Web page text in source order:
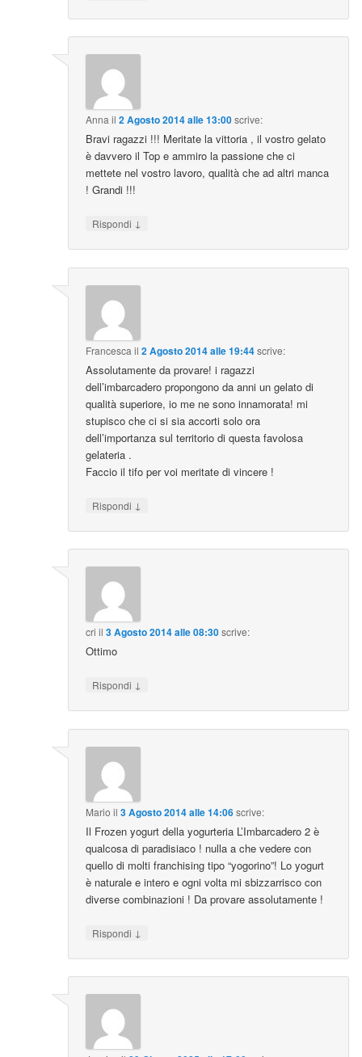
Anna il2 Agosto 2014 alle 13:00scrive:
Bravi ragazzi !!! Meritate la vittoria , il vostro gelato
è davvero il Top e ammiro la passione che ci
mettete nel vostro lavoro, qualità che ad altri manca
! Grandi !!!
Rispondi ↓
Francesca il2 Agosto 2014 alle 19:44scrive:
Assolutamente da provare! i ragazzi
dell’imbarcadero propongono da anni un gelato di
qualità superiore, io me ne sono innamorata! mi
stupisco che ci si sia accorti solo ora
dell’importanza sul territorio di questa favolosa
gelateria .
Faccio il tifo per voi meritate di vincere !
Rispondi ↓
cri il3 Agosto 2014 alle 08:30scrive:
Ottimo
Rispondi ↓
Mario il3 Agosto 2014 alle 14:06scrive:
Il Frozen yogurt della yogurteria L’Imbarcadero 2 è
qualcosa di paradisiaco ! nulla a che vedere con
quello di molti franchising tipo “yogorino”! Lo yogurt
è naturale e intero e ogni volta mi sbizzarrisco con
diverse combinazioni ! Da provare assolutamente !
Rispondi ↓